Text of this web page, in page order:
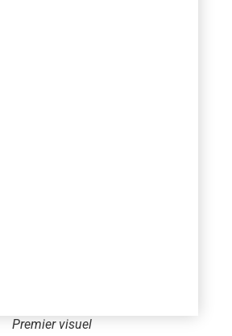
Premier visuel